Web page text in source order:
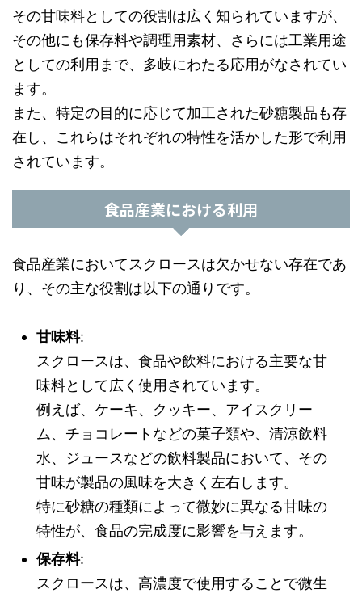
その甘味料としての役割は広く知られていますが、
その他にも保存料や調理用素材、さらには工業用途
としての利用まで、多岐にわたる応用がなされてい
ます。
また、特定の目的に応じて加工された砂糖製品も存
在し、これらはそれぞれの特性を活かした形で利用
されています。
食品産業における利用
食品産業においてスクロースは欠かせない存在であ
り、その主な役割は以下の通りです。
甘味料:
スクロースは、食品や飲料における主要な甘
味料として広く使用されています。
例えば、ケーキ、クッキー、アイスクリー
ム、チョコレートなどの菓子類や、清涼飲料
水、ジュースなどの飲料製品において、その
甘味が製品の風味を大きく左右します。
特に砂糖の種類によって微妙に異なる甘味の
特性が、食品の完成度に影響を与えます。
保存料:
スクロースは、高濃度で使用することで微生